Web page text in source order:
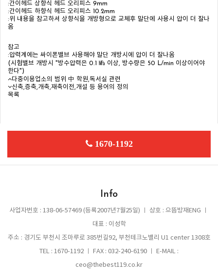
:간이헤드 상향식 헤드 오리피스 9mm
:간이헤드 하향식 헤드 오리피스 10.2mm
:위 내용을 참고하셔 상향식을 개방형으로 교체후 말단에 사용시 압이 더 잘나
옴
참고
:압력계에는 싸이폰밸브 사용해야 말단 개방시에 압이 더 잘나옴
(시험밸브 개방시 "방수압력은 0.1 ㎫ 이상, 방수량은 50 L/min 이상이어야
한다")
다중이용업소의 범위 中 학원,독서실 관련
신축,증축,개축,재축이전,개설 등 용어의 정의
목록
1670-1192
Info
사업자번호 : 138-06-57469 (등록2007년7월25일) ㅣ 상호 : 으뜸방재ENG ㅣ
대표 : 이성학
주소 : 경기도 부천시 조마루로 385번길92, 부천테크노밸리 U1 center 1308호
TEL : 1670-1192 ㅣ FAX : 032-240-6190 ㅣ E-MAIL :
ceo@thebest119.co.kr